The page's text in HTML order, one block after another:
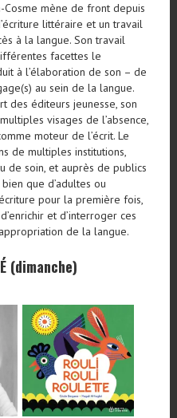
Cosme mène de front depuis
littéraire et un travail
à la langue. Son travail
facettes le
à l’élaboration de son – de
au sein de la langue.
des éditeurs jeunesse, son
visages de l’absence,
moteur de l’écrit. Le
de multiples institutions,
de soin, et auprès de publics
que d’adultes ou
pour la première fois,
et d’interroger ces
de la langue.
(dimanche)